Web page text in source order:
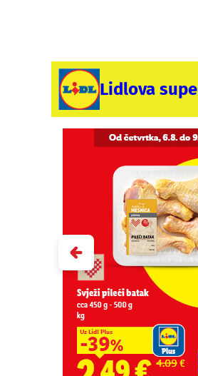
Lidlova